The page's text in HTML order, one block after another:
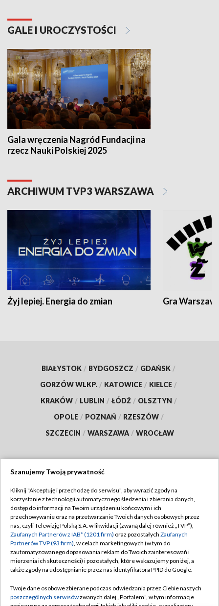
GALE I UROCZYSTOŚCI
Gala wręczenia Nagród Fundacji na
rzecz Nauki Polskiej 2025
ARCHIWUM TVP3 WARSZAWA
Żyj lepiej. Energia do zmian Gra
BIAŁYSTOK / BYDGOSZCZ / GDAŃSK /
GORZÓW WLKP. / KATOWICE / KIELCE /
KRAKÓW / LUBLIN / ŁÓDŹ / OLSZTYN /
OPOLE / POZNAŃ / RZESZÓW /
SZCZECIN / WARSZAWA / WROCŁAW
TVP
Abonament TVP
Emisja w TVP
Centrum informacji TVP
Naziemna Telewizja Cyfrowa
Rada Programowa
Regulamin TVP
Polityka prywatności
Moje zgody
Pomoc
Kontakt
Szanujemy Twoją prywatność
Kliknij "Akceptuję i przechodzę do serwisu", aby wyrazić zgody na
korzystanie z technologii automatycznego śledzenia i zbierania danych,
dostęp do informacji na Twoim urządzeniu końcowym i ich
przechowywanie oraz na przetwarzanie Twoich danych osobowych przez
nas, czyli Telewizję Polską S.A. w likwidacji (zwaną dalej również „TVP”),
Zaufanych Partnerów z IAB* (1201 firm) oraz pozostałych Zaufanych
Partnerów TVP (93 firm), w celach marketingowych (w tym do
zautomatyzowanego dopasowania reklam do Twoich zainteresowań i
mierzenia ich skuteczności) i pozostałych, które wskazujemy poniżej, a
także zgody na udostępnianie przez nas identyfikatora PPID do Google.
Twoje dane osobowe zbierane podczas odwiedzania przez Ciebie naszych
poszczególnych serwisówzwanych dalej „Portalem”, w tym informacje